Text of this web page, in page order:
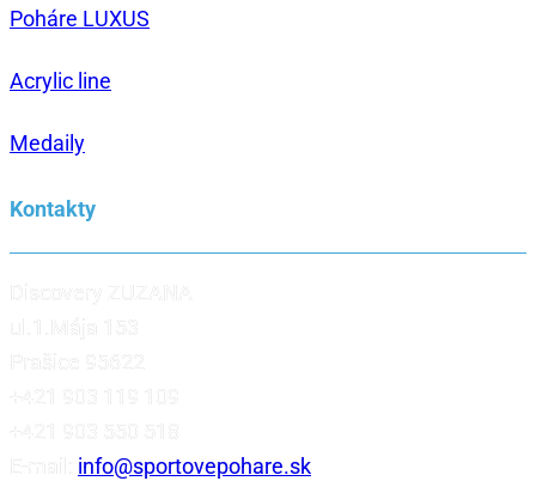
Poháre LUXUS
Acrylic line
Medaily
Kontakty
info@sportovepohare.sk